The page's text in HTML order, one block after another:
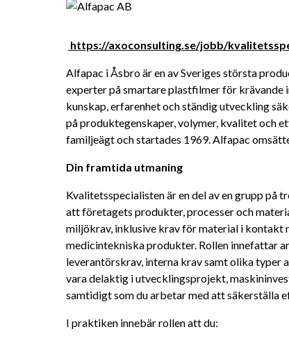
https://axoconsulting.se/jobb/
Alfapac i Åsbro är en av Sveriges största
experter på smartare plastfilmer för
kunskap, erfarenhet och ständig utveckling
på produktegenskaper, volymer, kvalitet och
familjeägt och startades 1969. Alfapac
Din framtida utmaning
Kvalitetsspecialisten är en del av en grupp på
att företagets produkter, processer och
miljökrav, inklusive krav för material i kontakt
medicintekniska produkter. Rollen innefattar
leverantörskrav, interna krav samt olika
vara delaktig i utvecklingsprojekt,
samtidigt som du arbetar med att säkerställa
I praktiken innebär rollen att du: